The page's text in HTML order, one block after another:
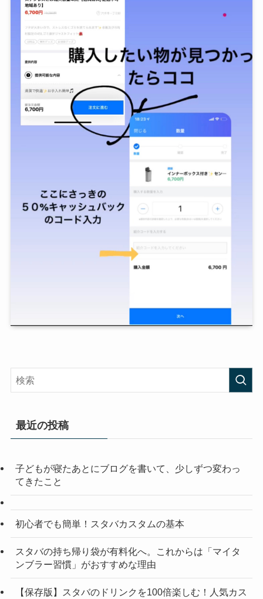
最近の投稿
子どもが寝たあとにブログを書いて、少しずつ変わっ
てきたこと
初心者でも簡単！スタバカスタムの基本
スタバの持ち帰り袋が有料化へ。これからは「マイタ
ンブラー習慣」がおすすめな理由
【保存版】スタバのドリンクを100倍楽しむ！人気カス